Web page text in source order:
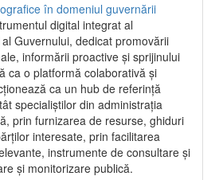
în domeniul guvernării
digital integrat al
Guvernului, dedicat promovării
informării proactive și sprijinului
ca o platformă colaborativă și
ca un hub de referință
specialiștilor din administrația
prin furnizarea de resurse, ghiduri
interesate, prin facilitarea
instrumente de consultare și
și monitorizare publică.